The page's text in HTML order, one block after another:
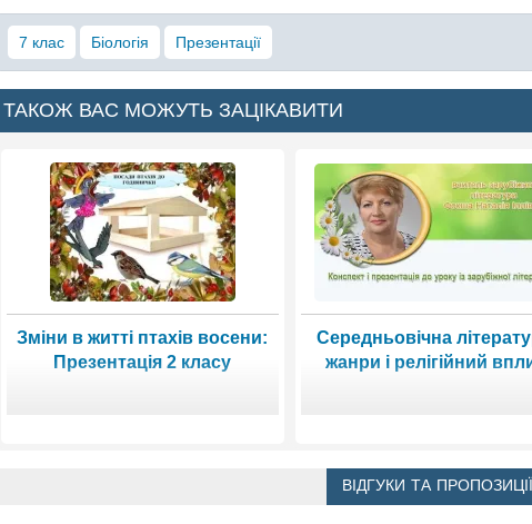
7 клас Біологія Презентації
ТАКОЖ ВАС МОЖУТЬ ЗАЦІКАВИТИ
Зміни в житті птахів восени:
Презентація 2 класу
Середньовічна
жанри і релігійний
ВІДГУКИ ТА ПРОПОЗИЦІЇ